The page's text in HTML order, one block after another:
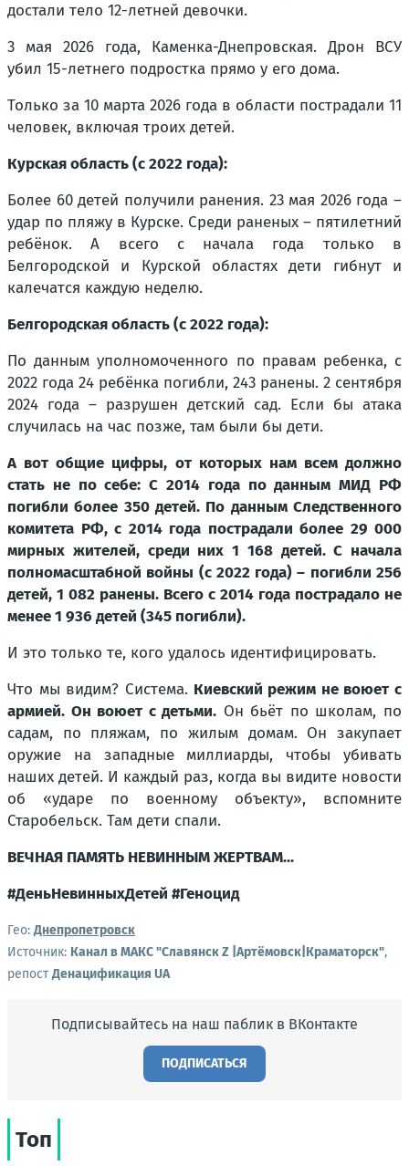
достали тело 12-летней девочки.
3 мая 2026 года, Каменка-Днепровская. Дрон ВСУ
убил 15-летнего подростка прямо у его дома.
Только за 10 марта 2026 года в области пострадали 11
человек, включая троих детей.
Курская область (с 2022 года):
Более 60 детей получили ранения. 23 мая 2026 года –
удар по пляжу в Курске. Среди раненых – пятилетний
ребёнок. А всего с начала года только в
Белгородской и Курской областях дети гибнут и
калечатся каждую неделю.
Белгородская область (с 2022 года):
По данным уполномоченного по правам ребенка, с
2022 года 24 ребёнка погибли, 243 ранены. 2 сентября
2024 года – разрушен детский сад. Если бы атака
случилась на час позже, там были бы дети.
А вот общие цифры, от которых нам всем должно
стать не по себе: С 2014 года по данным МИД РФ
погибли более 350 детей. По данным Следственного
комитета РФ, с 2014 года пострадали более 29 000
мирных жителей, среди них 1 168 детей. С начала
полномасштабной войны (с 2022 года) – погибли 256
детей, 1 082 ранены. Всего с 2014 года пострадало не
менее 1 936 детей (345 погибли).
И это только те, кого удалось идентифицировать.
Что мы видим? Система. Киевский режим не воюет с
армией. Он воюет с детьми. Он бьёт по школам, по
садам, по пляжам, по жилым домам. Он закупает
оружие на западные миллиарды, чтобы убивать
наших детей. И каждый раз, когда вы видите новости
об «ударе по военному объекту», вспомните
Старобельск. Там дети спали.
ВЕЧНАЯ ПАМЯТЬ НЕВИННЫМ ЖЕРТВАМ...
#ДеньНевинныхДетей #Геноцид
Гео:Днепропетровск
Источник: Канал в МАКС "Славянск Z |Артёмовск|Краматорск",
репостДенацификация UA
Подписывайтесь на наш паблик в ВКонтакте
ПОДПИСАТЬСЯ
Топ